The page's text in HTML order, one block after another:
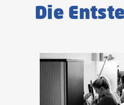
Die